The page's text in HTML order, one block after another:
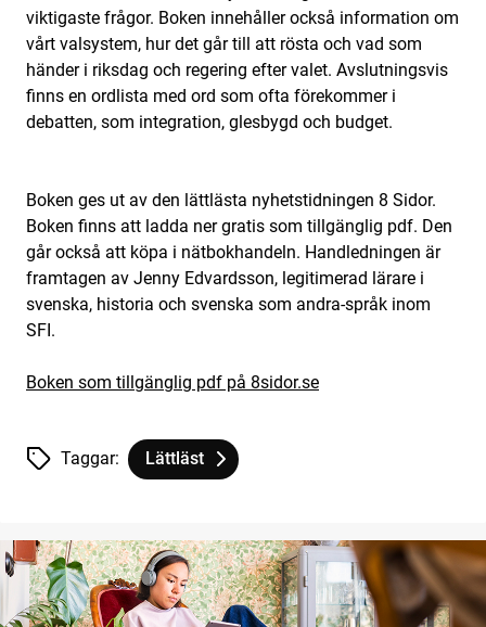
viktigaste frågor. Boken innehåller också information om
vårt valsystem, hur det går till att rösta och vad som
händer i riksdag och regering efter valet. Avslutningsvis
finns en ordlista med ord som ofta förekommer i
debatten, som integration, glesbygd och budget.
Boken ges ut av den lättlästa nyhetstidningen 8 Sidor.
Boken finns att ladda ner gratis som tillgänglig pdf. Den
går också att köpa i nätbokhandeln. Handledningen är
framtagen av Jenny Edvardsson, legitimerad lärare i
svenska, historia och svenska som andra-språk inom
SFI.
Boken som tillgänglig pdf på 8sidor.se
Taggar: Tagg
Lättläst
tillhör
Handledning till Dags att rösta – Valskola